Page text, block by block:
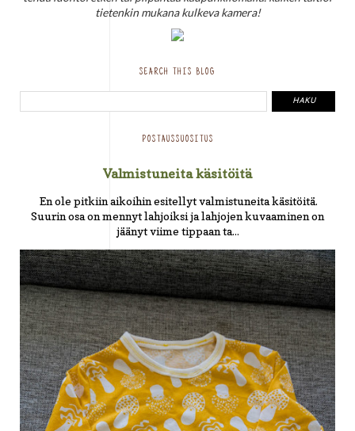
tietenkin mukana kulkeva kamera!
SEARCH THIS BLOG
POSTAUSSUOSITUS
Valmistuneita käsitöitä
En ole pitkiin aikoihin esitellyt valmistuneita käsitöitä.
Suurin osa on mennyt lahjoiksi ja lahjojen kuvaaminen on
jäänyt viime tippaan ta...